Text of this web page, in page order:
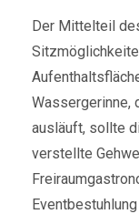
Der Mittelteil
Wassergerinne,
ausläuft, sollte
verstellte